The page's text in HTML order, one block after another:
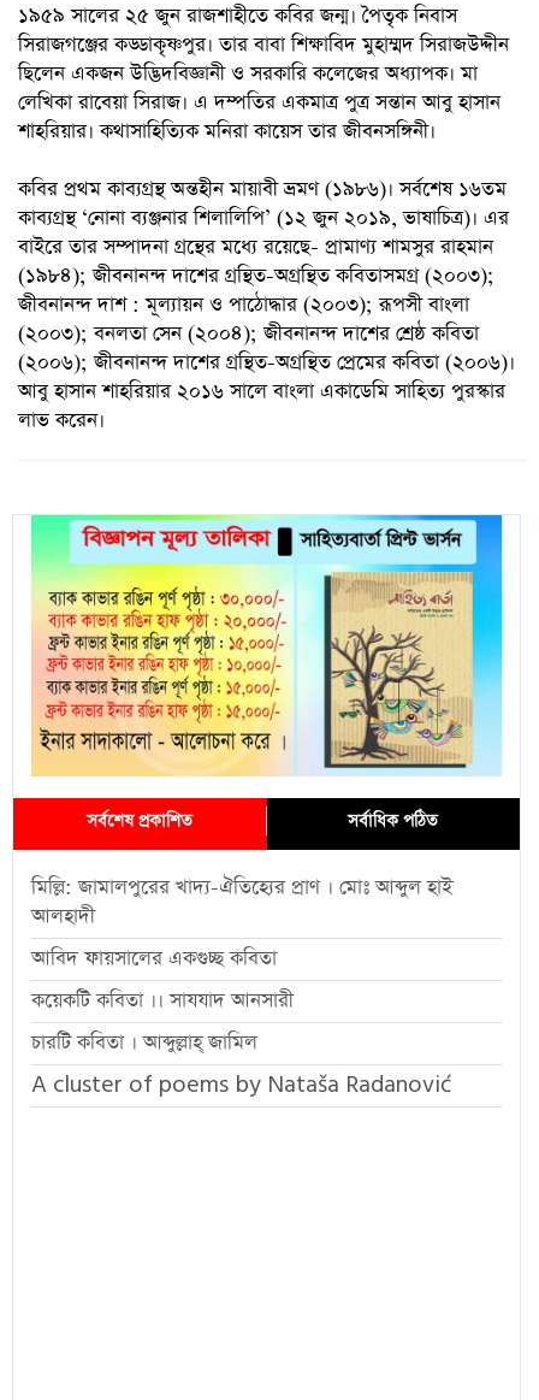
১৯৫৯ সালের ২৫ জুন রাজশাহীতে কবির জন্ম। পৈতৃক নিবাস
সিরাজগঞ্জের কড্ডাকৃষ্ণপুর। তার বাবা শিক্ষাবিদ মুহাম্মদ সিরাজউদ্দীন
ছিলেন একজন উদ্ভিদবিজ্ঞানী ও সরকারি কলেজের অধ্যাপক। মা
লেখিকা রাবেয়া সিরাজ। এ দম্পতির একমাত্র পুত্র সন্তান আবু হাসান
শাহরিয়ার। কথাসাহিত্যিক মনিরা কায়েস তার জীবনসঙ্গিনী।
কবির প্রথম কাব্যগ্রন্থ অন্তহীন মায়াবী ভ্রমণ (১৯৮৬)। সর্বশেষ ১৬তম
কাব্যগ্রন্থ ‘নোনা ব্যঞ্জনার শিলালিপি’ (১২ জুন ২০১৯, ভাষাচিত্র)। এর
বাইরে তার সম্পাদনা গ্রন্থের মধ্যে রয়েছে- প্রামাণ্য শামসুর রাহমান
(১৯৮৪); জীবনানন্দ দাশের গ্রন্থিত-অগ্রন্থিত কবিতাসমগ্র (২০০৩);
জীবনানন্দ দাশ : মূল্যায়ন ও পাঠোদ্ধার (২০০৩); রূপসী বাংলা
(২০০৩); বনলতা সেন (২০০৪); জীবনানন্দ দাশের শ্রেষ্ঠ কবিতা
(২০০৬); জীবনানন্দ দাশের গ্রন্থিত-অগ্রন্থিত প্রেমের কবিতা (২০০৬)।
আবু হাসান শাহরিয়ার ২০১৬ সালে বাংলা একাডেমি সাহিত্য পুরস্কার
লাভ করেন।
সর্বশেষ প্রকাশিত সর্বাধিক পঠিত
মিল্লি: জামালপুরের খাদ্য-ঐতিহ্যের প্রাণ । মোঃ আব্দুল হাই
আলহাদী
আবিদ ফায়সালের একগুচ্ছ কবিতা
কয়েকটি কবিতা ।। সাযযাদ আনসারী
চারটি কবিতা । আব্দুল্লাহ্ জামিল
A cluster of poems by Nataša Radanović